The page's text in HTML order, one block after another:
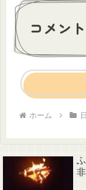
コメント
ホーム